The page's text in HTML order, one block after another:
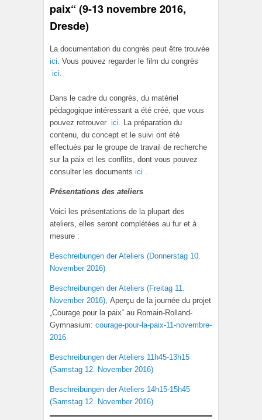
paix“ (9-13 novembre 2016,
Dresde)
La documentation du congrès peut être trouvée
ici. Vous pouvez regarder le film du congrès
ici.
Dans le cadre du congrès, du matériel
pédagogique intéressant a été créé, que vous
pouvez retrouver ici. La préparation du
contenu, du concept et le suivi ont été
effectués par le groupe de travail de recherche
sur la paix et les conflits, dont vous pouvez
consulter les documents ici .
Présentations des ateliers
Voici les présentations de la plupart des
ateliers, elles seront complétées au fur et à
mesure :
Beschreibungen der Ateliers (Donnerstag 10.
November 2016)
Beschreibungen der Ateliers (Freitag 11.
November 2016), Aperçu de la journée du projet
„Courage pour la paix“ au Romain-Rolland-
Gymnasium: courage-pour-la-paix-11-novembre-
2016
Beschreibungen der Ateliers 11h45-13h15
(Samstag 12. November 2016)
Beschreibungen der Ateliers 14h15-15h45
(Samstag 12. November 2016)